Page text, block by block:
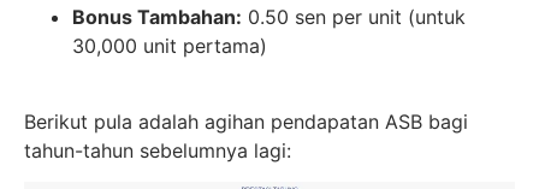
Bonus Tambahan: 0.50 sen per unit (untuk
30,000 unit pertama)
Berikut pula adalah agihan pendapatan ASB bagi
tahun-tahun sebelumnya lagi: